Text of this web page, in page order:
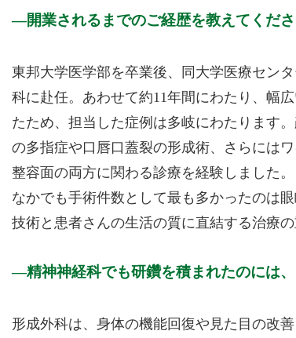
開業されるまでのご経歴を教えてくださ
東邦大学医学部を卒業後、同大学医療セン
科に赴任。あわせて約11年間にわたり、幅
たため、担当した症例は多岐にわたります
の多指症や口唇口蓋裂の形成術、さらには
整容面の両方に関わる診療を経験しました。
なかでも手術件数として最も多かったのは
技術と患者さんの生活の質に直結する治療
精神神経科でも研鑽を積まれたのには
形成外科は、身体の機能回復や見た目の改